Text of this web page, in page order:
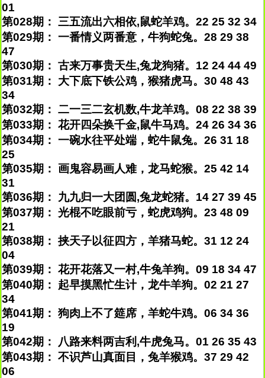
01
第028期： 三五流出六相依,鼠蛇羊鸡。22 25 32 34
第029期： 一番情义两番意，牛狗蛇兔。28 29 38
47
第030期： 古来万事贵天生,兔龙狗猪。12 24 44 49
第031期： 大下底下铁公鸡，猴猪虎马。30 48 43
34
第032期： 二一三二玄机数,牛龙羊鸡。08 22 38 39
第033期： 花开四朵换千金,鼠牛马鸡。24 26 34 36
第034期： 一碗水往平处端，蛇牛鼠兔。26 31 18
25
第035期： 画鬼容易画人难，龙马蛇猴。25 42 14
31
第036期： 九九归一大团圆,兔龙蛇猪。14 27 39 45
第037期： 光棍不吃眼前亏，蛇虎鸡狗。23 48 09
21
第038期： 挟天子以征四方，羊猪马蛇。31 12 24
04
第039期： 花开花落又一村,牛兔羊狗。09 18 34 47
第040期： 起早摸黑忙生计，龙牛羊狗。02 21 27
34
第041期： 狗肉上不了筵席，羊蛇牛鸡。06 34 36
19
第042期： 八路来料两吉利,牛虎兔马。01 26 35 43
第043期： 不识芦山真面目，兔羊猴鸡。37 29 42
06